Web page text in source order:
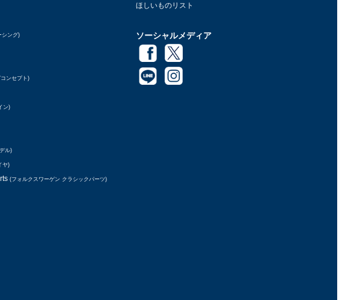
シング)
ンセプト)
ン)
ル)
ヤ)
(フォルクスワーゲン クラシックパーツ)
ほしいものリスト
ソーシャルメディア